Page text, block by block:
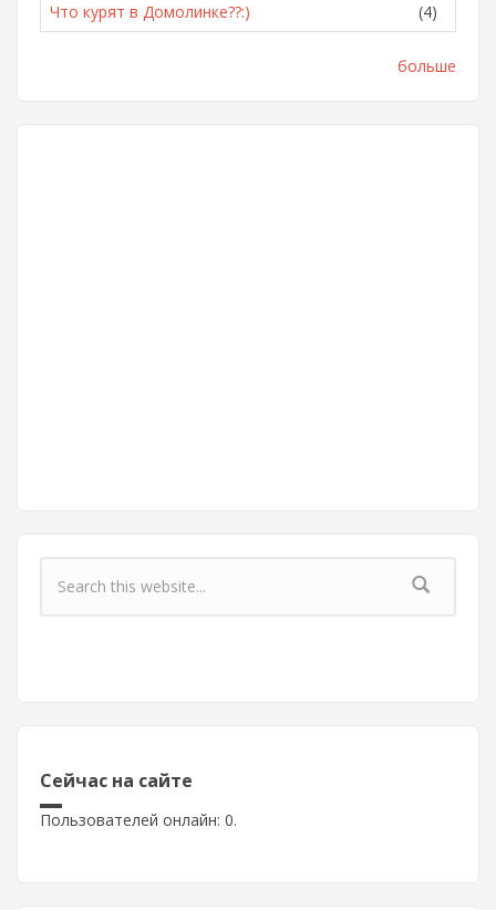
Что курят в Домолинке??:) (4)
больше
Форма поиска
Сейчас на сайте
Пользователей онлайн: 0.